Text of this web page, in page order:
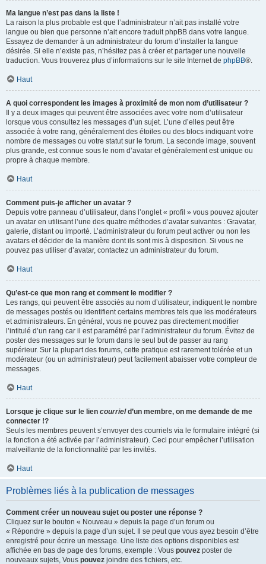
Ma langue n’est pas dans la liste !
La raison la plus probable est que l’administrateur n’ait pas installé votre
langue ou bien que personne n’ait encore traduit phpBB dans votre langue.
Essayez de demander à un administrateur du forum d’installer la langue
désirée. Si elle n’existe pas, n’hésitez pas à créer et partager une nouvelle
traduction. Vous trouverez plus d’informations sur le site Internet de phpBB®.
Haut
A quoi correspondent les images à proximité de mon nom d’utilisateur ?
Il y a deux images qui peuvent être associées avec votre nom d’utilisateur
lorsque vous consultez les messages d’un sujet. L’une d’elles peut être
associée à votre rang, généralement des étoiles ou des blocs indiquant votre
nombre de messages ou votre statut sur le forum. La seconde image, souvent
plus grande, est connue sous le nom d’avatar et généralement est unique ou
propre à chaque membre.
Haut
Comment puis-je afficher un avatar ?
Depuis votre panneau d’utilisateur, dans l’onglet « profil » vous pouvez ajouter
un avatar en utilisant l’une des quatre méthodes d’avatar suivantes : Gravatar,
galerie, distant ou importé. L’administrateur du forum peut activer ou non les
avatars et décider de la manière dont ils sont mis à disposition. Si vous ne
pouvez pas utiliser d’avatar, contactez un administrateur du forum.
Haut
Qu’est-ce que mon rang et comment le modifier ?
Les rangs, qui peuvent être associés au nom d’utilisateur, indiquent le nombre
de messages postés ou identifient certains membres tels que les modérateurs
et administrateurs. En général, vous ne pouvez pas directement modifier
l’intitulé d’un rang car il est paramétré par l’administrateur du forum. Évitez de
poster des messages sur le forum dans le seul but de passer au rang
supérieur. Sur la plupart des forums, cette pratique est rarement tolérée et un
modérateur (ou un administrateur) peut facilement abaisser votre compteur de
messages.
Haut
Lorsque je clique sur le lien courrield’un membre, on me demande de me
connecter !?
Seuls les membres peuvent s’envoyer des courriels via le formulaire intégré (si
la fonction a été activée par l’administrateur). Ceci pour empêcher l’utilisation
malveillante de la fonctionnalité par les invités.
Haut
Problèmes liés à la publication de messages
Comment créer un nouveau sujet ou poster une réponse ?
Cliquez sur le bouton « Nouveau » depuis la page d’un forum ou
« Répondre » depuis la page d’un sujet. Il se peut que vous ayez besoin d’être
enregistré pour écrire un message. Une liste des options disponibles est
affichée en bas de page des forums, exemple : Vous pouvez poster de
nouveaux sujets, Vous pouvez joindre des fichiers, etc.